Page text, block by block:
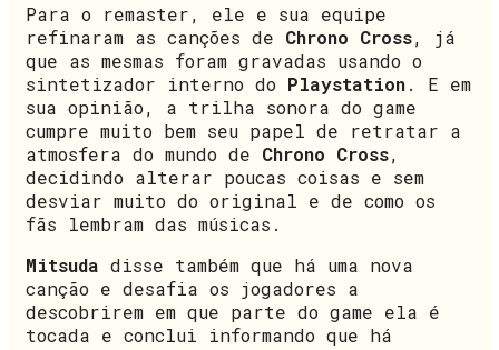
Para o remaster, ele e sua equipe
refinaram as canções de Chrono Cross, já
que as mesmas foram gravadas usando o
sintetizador interno do Playstation. E em
sua opinião, a trilha sonora do game
cumpre muito bem seu papel de retratar a
atmosfera do mundo de Chrono Cross,
decidindo alterar poucas coisas e sem
desviar muito do original e de como os
fãs lembram das músicas.
Mitsuda disse também que há uma nova
canção e desafia os jogadores a
descobrirem em que parte do game ela é
tocada e conclui informando que há